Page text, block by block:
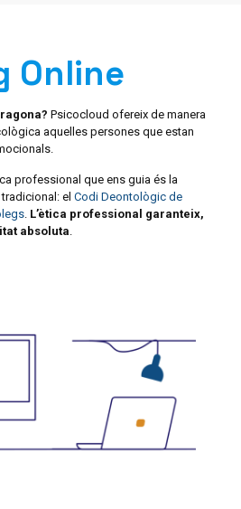
Online
Psicocloud ofereix de manera
aquelles persones que estan
professional que ens guia és la
el Codi Deontològic de
. L’ètica professional garanteix,
absoluta.